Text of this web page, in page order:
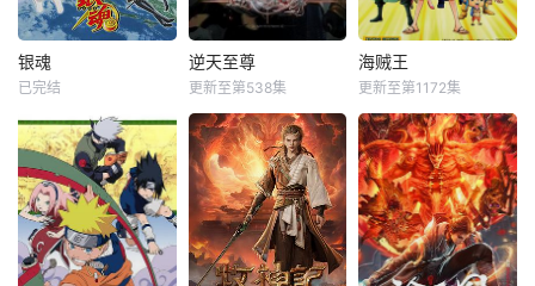
银魂
已完结
逆天至尊
更新至第538集
海贼王
更新至第1172集